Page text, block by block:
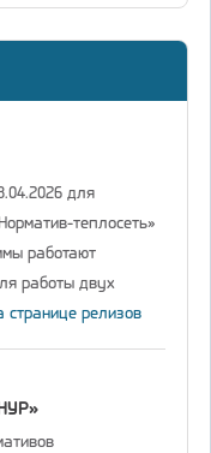
для
теплосеть»
работают
работы двух
странице релизов